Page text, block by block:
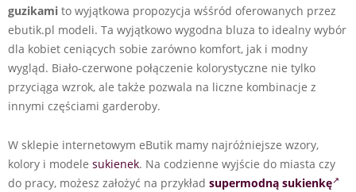
guzikami to wyjątkowa propozycja wśśród oferowanych przez
ebutik.pl modeli. Ta wyjątkowo wygodna bluza to idealny wybór
dla kobiet ceniących sobie zarówno komfort, jak i modny
wygląd. Biało-czerwone połączenie kolorystyczne nie tylko
przyciąga wzrok, ale także pozwala na liczne kombinacje z
innymi częściami garderoby.
W sklepie internetowym eButik mamy najróżniejsze wzory,
kolory i modele sukienek. Na codzienne wyjście do miasta czy
do pracy, możesz założyć na przykład supermodną sukienkę